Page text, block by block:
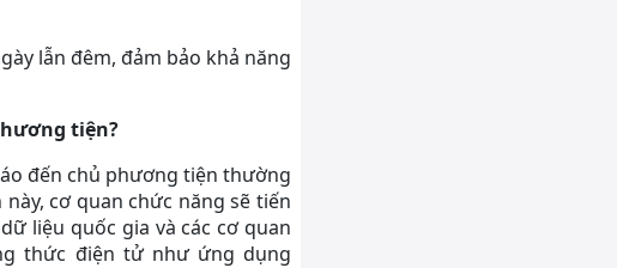
lẫn đêm, đảm bảo khả năng
tiện?
đến chủ phương tiện thường
cơ quan chức năng sẽ tiến
liệu quốc gia và các cơ quan
thức điện tử như ứng dụng